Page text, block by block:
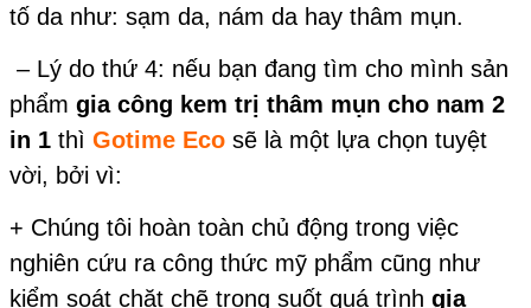
tố da như: sạm da, nám da hay thâm mụn.
– Lý do thứ 4: nếu bạn đang tìm cho mình sản
phẩm gia công kem trị thâm mụn cho nam 2
in 1 thì Gotime Eco sẽ là một lựa chọn tuyệt
vời, bởi vì:
+ Chúng tôi hoàn toàn chủ động trong việc
nghiên cứu ra công thức mỹ phẩm cũng như
kiểm soát chặt chẽ trong suốt quá trình gia